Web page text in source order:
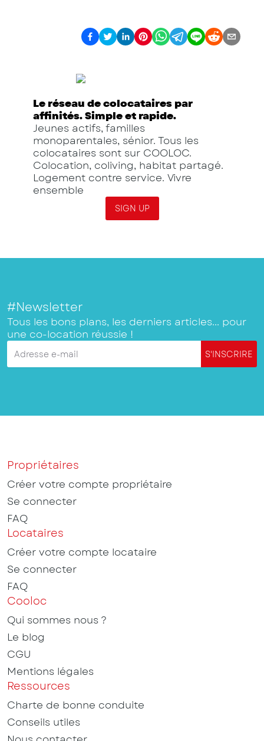
Le réseau de colocataires par
affinités. Simple et rapide.
Jeunes actifs, familles
monoparentales, sénior. Tous les
colocataires sont sur COOLOC.
Colocation, coliving, habitat partagé.
Logement contre service. Vivre
ensemble
SIGN UP
#Newsletter
Tous les bons plans, les derniers articles... pour
une co-location réussie !
Adresse e-mail S'INSCRIRE
Propriétaires
Créer votre compte propriétaire
Se connecter
FAQ
Locataires
Créer votre compte locataire
Se connecter
FAQ
Cooloc
Qui sommes nous ?
Le blog
CGU
Mentions légales
Ressources
Charte de bonne conduite
Conseils utiles